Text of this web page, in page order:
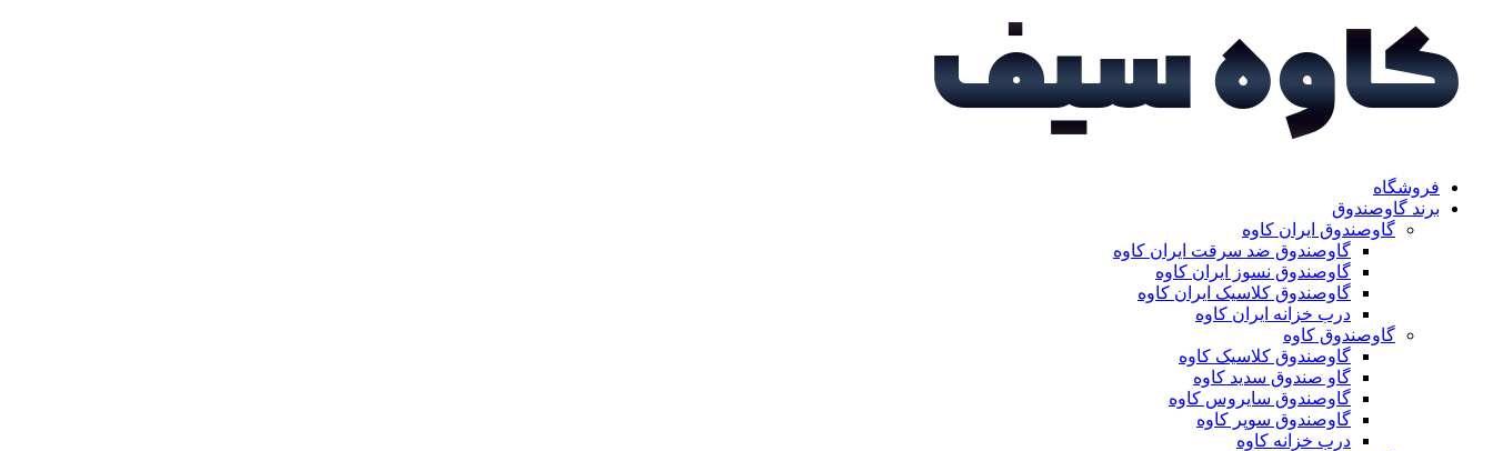
فروشگاه
برند گاوصندوق
گاوصندوق ایران کاوه
گاوصندوق ضد سرقت ایران کاوه
گاوصندوق نسوز ایران کاوه
گاوصندوق کلاسیک ایران کاوه
درب خزانه ایران کاوه
گاوصندوق کاوه
گاوصندوق کلاسیک کاوه
گاو صندوق سدید کاوه
گاوصندوق سایروس کاوه
گاوصندوق سوپر کاوه
درب خزانه کاوه